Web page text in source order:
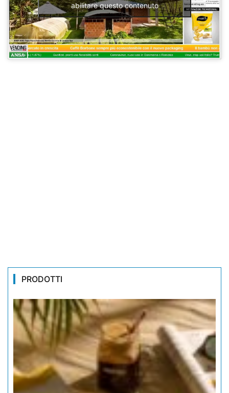
abilitare questo contenuto
PRODOTTI